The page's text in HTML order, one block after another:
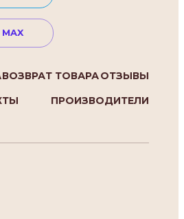
ВОЗВРАТ ТОВАРАОТЗЫВЫ
ПРОИЗВОДИТЕЛИ